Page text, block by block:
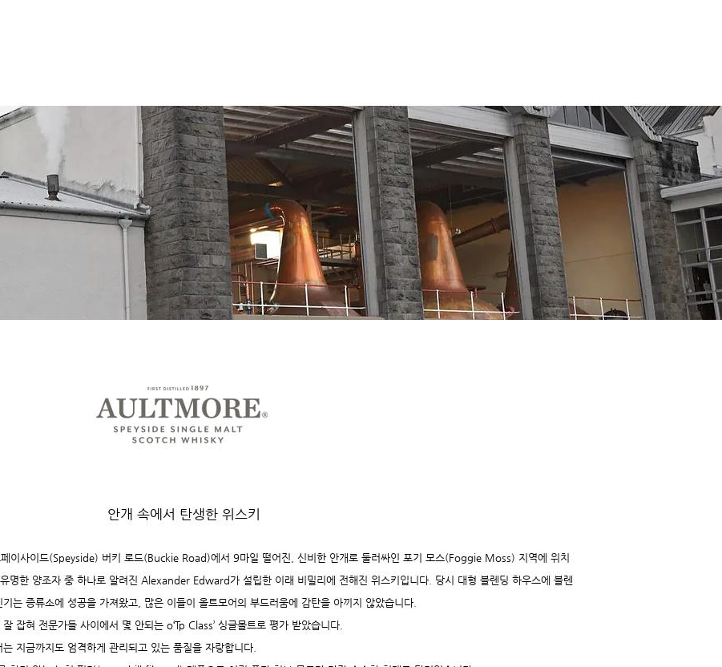
안개 속에서 탄생한 위스키
사이드(Speyside) 버키 로드(Buckie Road)에서 9마일 떨어진, 신비한 안개로 둘러싸인 포기 모스(Foggie Moss) 지역에 위치
명한 양조자 중 하나로 알려진 Alexander Edward가 설립한 이래 비밀리에 전해진 위스키입니다. 당시 대형 블렌딩 하우스에 블렌
는 증류소에 성공을 가져왔고, 많은 이들이 올트모어의 부드러움에 감탄을 아끼지 않았습니다.
잡혀 전문가들 사이에서 몇 안되는 o‘Tp Class’ 싱글몰트로 평가 받았습니다.
지금까지도 엄격하게 관리되고 있는 품질을 자랑합니다.